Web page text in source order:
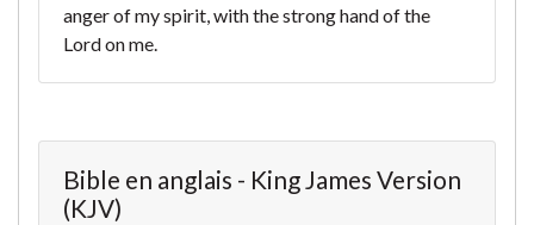
anger of my spirit, with the strong hand of the
Lord on me.
Bible en anglais - King James Version
(KJV)